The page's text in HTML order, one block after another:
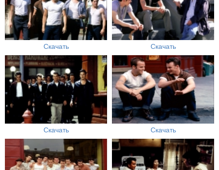
Скачать Скачать
Скачать Скачать